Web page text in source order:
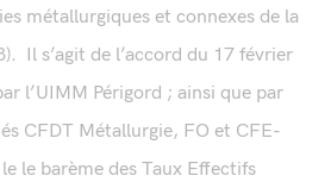
métallurgiques et connexes de la
Il s’agit de l’accord du 17 février
l’UIMM Périgord ; ainsi que par
CFDT Métallurgie, FO et CFE-
le barème des Taux Effectifs